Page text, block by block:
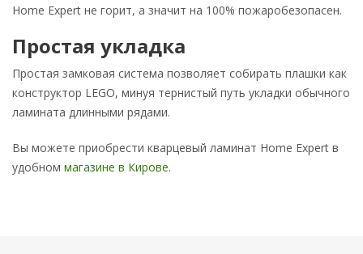
Home Expert не горит, а значит на 100% пожаробезопасен.
Простая укладка
Простая замковая система позволяет собирать плашки как
конструктор LEGO, минуя тернистый путь укладки обычного
ламината длинными рядами.
Вы можете приобрести кварцевый ламинат Home Expert в
удобном магазине в Кирове.